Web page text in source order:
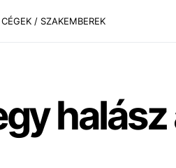
/ SZAKEMBEREK
halász